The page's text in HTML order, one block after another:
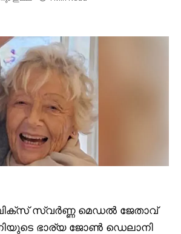
സ്വർണ്ണ മെഡൽ ജേതാവ്
ഭാര്യ ജോൺ ഡെലാനി